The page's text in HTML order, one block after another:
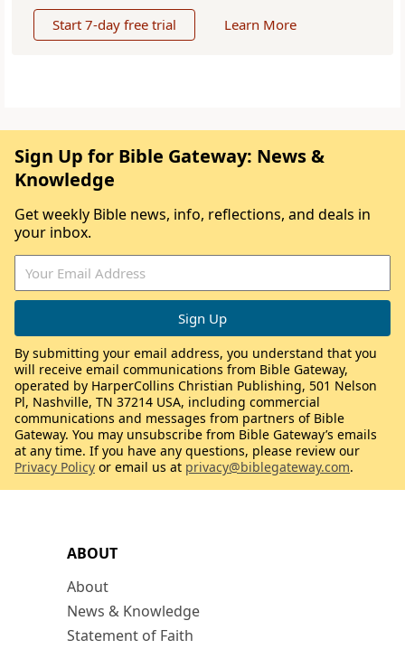
Start 7-day free trial Learn More
ABOUT
About
News & Knowledge
Statement of Faith
Sign Up for Bible Gateway: News &
Knowledge
Get weekly Bible news, info, reflections, and deals in
your inbox.
By submitting your email address, you understand that you
will receive email communications from Bible Gateway,
operated by HarperCollins Christian Publishing, 501 Nelson
Pl, Nashville, TN 37214 USA, including commercial
communications and messages from partners of Bible
Gateway. You may unsubscribe from Bible Gateway’s emails
at any time. If you have any questions, please review our
Privacy Policy or email us at privacy@biblegateway.com.